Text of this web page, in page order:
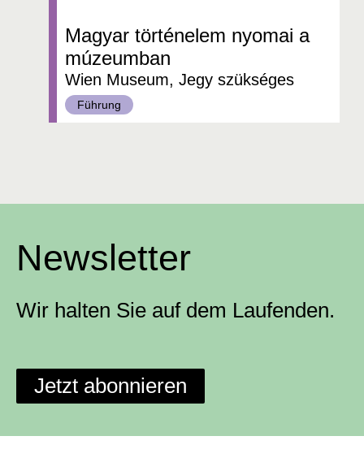
Magyar történelem nyomai a
múzeumban
Wien Museum, Jegy szükséges
Kategorie:
Führung
Newsletter
Wir halten Sie auf dem Laufenden.
Jetzt abonnieren